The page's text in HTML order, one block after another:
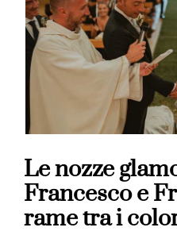
Le nozze
Francesco e
rame tra i